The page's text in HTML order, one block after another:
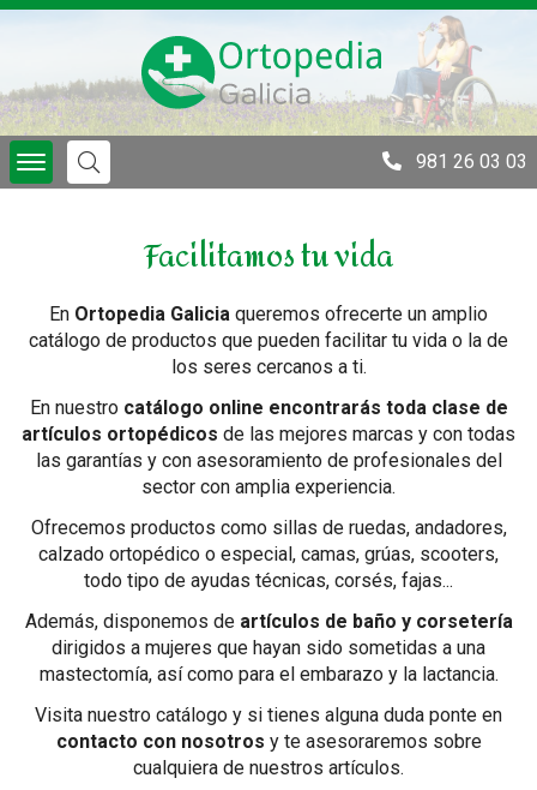
981 26 03 03
Facilitamos tu vida
En Ortopedia Galicia queremos ofrecerte un amplio
catálogo de productos que pueden facilitar tu vida o la de
los seres cercanos a ti.
En nuestro catálogo online encontrarás toda clase de
artículos ortopédicos de las mejores marcas y con todas
las garantías y con asesoramiento de profesionales del
sector con amplia experiencia.
Ofrecemos productos como sillas de ruedas, andadores,
calzado ortopédico o especial, camas, grúas, scooters,
todo tipo de ayudas técnicas, corsés, fajas...
Además, disponemos de artículos de baño y corsetería
dirigidos a mujeres que hayan sido sometidas a una
mastectomía, así como para el embarazo y la lactancia.
Visita nuestro catálogo y si tienes alguna duda ponte en
contacto con nosotros y te asesoraremos sobre
cualquiera de nuestros artículos.